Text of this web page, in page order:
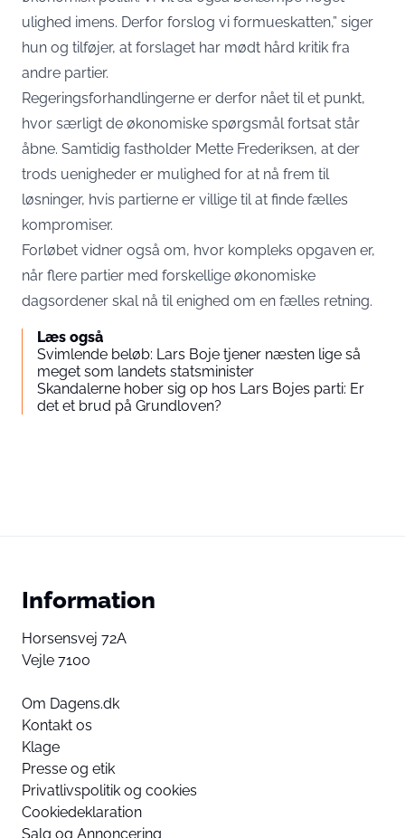
ulighed imens. Derfor forslog vi formueskatten,” siger
hun og tilføjer, at forslaget har mødt hård kritik fra
andre partier.
Regeringsforhandlingerne er derfor nået til et punkt,
hvor særligt de økonomiske spørgsmål fortsat står
åbne. Samtidig fastholder Mette Frederiksen, at der
trods uenigheder er mulighed for at nå frem til
løsninger, hvis partierne er villige til at finde fælles
kompromiser.
Forløbet vidner også om, hvor kompleks opgaven er,
når flere partier med forskellige økonomiske
dagsordener skal nå til enighed om en fælles retning.
Læs også
Svimlende beløb: Lars Boje tjener næsten lige så
meget som landets statsminister
Skandalerne hober sig op hos Lars Bojes parti: Er
det et brud på Grundloven?
Information
Horsensvej 72A
Vejle 7100
Om Dagens.dk
Kontakt os
Klage
Presse og etik
Privatlivspolitik og cookies
Cookiedeklaration
Salg og Annoncering